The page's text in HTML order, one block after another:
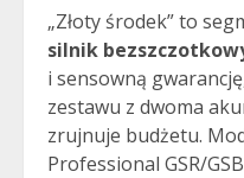
„Złoty środek” to
silnik
i sensowną
zestawu z dwoma
zrujnuje budżetu.
Professional GSR/